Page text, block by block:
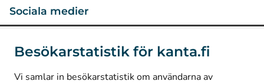
Besökarstatistik för kanta.fi
Vi samlar in besökarstatistik om användarna av
Sociala medier
LinkedIn(Avautuu uuteen välilehteen)
Facebook
Avautuu uuteen välilehteen)